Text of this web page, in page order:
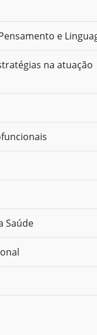
e
na atuação
Saúde